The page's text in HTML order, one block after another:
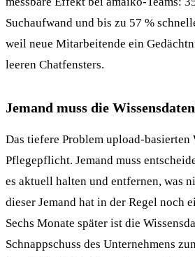
Suchaufwand und bis zu 57 %
weil neue Mitarbeitende ein
leeren Chatfensters.
Jemand muss die
Das tiefere Problem upload-basierten
Pflegepflicht. Jemand muss
es aktuell halten und entfernen, was
dieser Jemand hat in der Regel noch
Sechs Monate später ist die
Schnappschuss des Unternehmens